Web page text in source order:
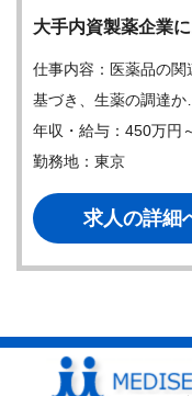
大手内資製薬企業
仕事内容：医薬品の関
基づき、生薬の調達か…
年収・給与：450万円
勤務地：東京
求人の詳細